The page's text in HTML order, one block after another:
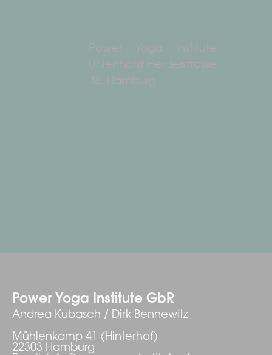
Power Yoga Institute
Uhlenhorst Herderstrasse
38, Hamburg
Power Yoga Institute GbR
Andrea Kubasch / Dirk Bennewitz
Mühlenkamp 41 (Hinterhof)
22303 Hamburg